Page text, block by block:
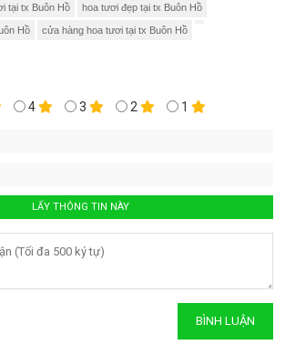
tại tx Buôn Hồ hoa tươi đẹp tại tx Buôn Hồ
Hồ cửa hàng hoa tươi tại tx Buôn Hồ
4 3 2 1